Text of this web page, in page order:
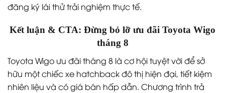
đăng ký lái thử trải nghiệm thực tế.
Kết luận & CTA: Đừng bỏ lỡ ưu đãi Toyota Wigo
tháng 8
Toyota Wigo ưu đãi tháng 8 là cơ hội tuyệt vời để sở
hữu một chiếc xe hatchback đô thị hiện đại, tiết kiệm
nhiên liệu và có giá bán hấp dẫn. Chương trình trả